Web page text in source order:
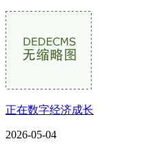
正在数字经济成长
2026-05-04